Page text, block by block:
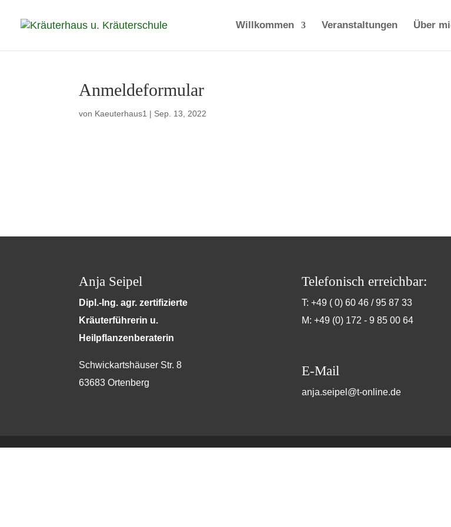
Willkommen Veranstaltungen Über
Anmeldeformular
von Kaeuterhaus1 | Sep. 13, 2022
Anja Seipel
Dipl.-Ing. agr. zertifizierte
Kräuterführerin u.
Heilpflanzenberaterin
Schwickartshäuser Str. 8
63683 Ortenberg
Telefonisch erreichbar:
T: +49 ( 0) 60 46 / 95 87 33
M: +49 (0) 172 - 9 85 00 64
E-Mail
anja.seipel@t-online.de